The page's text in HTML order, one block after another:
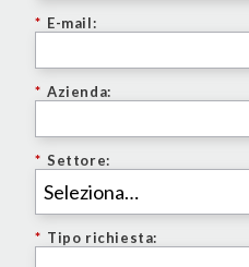
* E-mail:
* Azienda:
* Settore:
* Tipo richiesta: